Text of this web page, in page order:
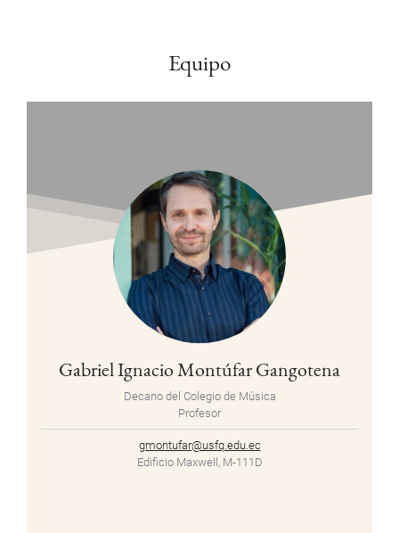
Equipo
Gabriel Ignacio Montúfar Gangotena
Decano del Colegio de Música
Profesor
gmontufar@usfq.edu.ec
Edificio Maxwell, M-111D